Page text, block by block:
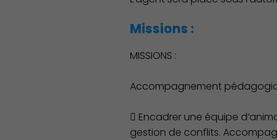
Missions :
MISSIONS :
Accompagnement
 Encadrer une équipe
gestion de conflits.